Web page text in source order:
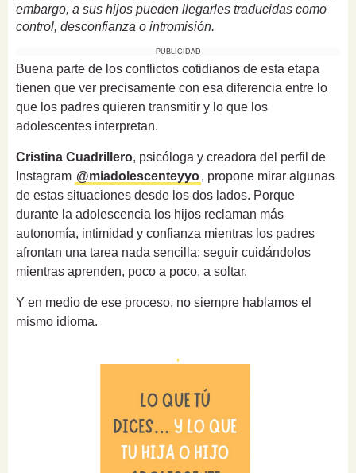
embargo, a sus hijos pueden llegarles traducidas como
control, desconfianza o intromisión.
PUBLICIDAD
Buena parte de los conflictos cotidianos de esta etapa
tienen que ver precisamente con esa diferencia entre lo
que los padres quieren transmitir y lo que los
adolescentes interpretan.
Cristina Cuadrillero, psicóloga y creadora del perfil de
Instagram @miadolescenteyyo, propone mirar algunas
de estas situaciones desde los dos lados. Porque
durante la adolescencia los hijos reclaman más
autonomía, intimidad y confianza mientras los padres
afrontan una tarea nada sencilla: seguir cuidándolos
mientras aprenden, poco a poco, a soltar.
Y en medio de ese proceso, no siempre hablamos el
mismo idioma.